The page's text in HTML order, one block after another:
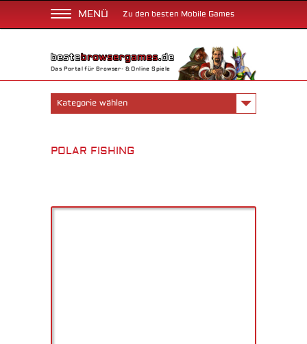
MENÜ Zu den besten Mobile Games
Das Portal für Browser- & Online Spiele
Kategorie wählen
POLAR FISHING